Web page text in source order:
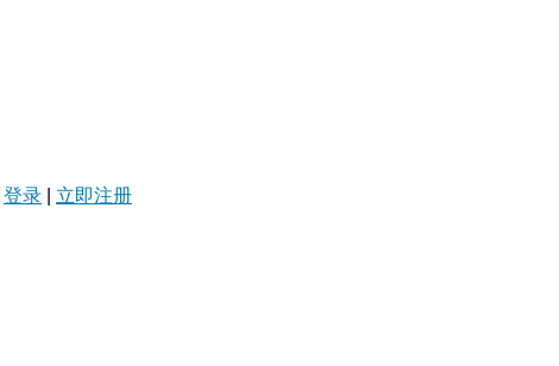
登录 立即注册